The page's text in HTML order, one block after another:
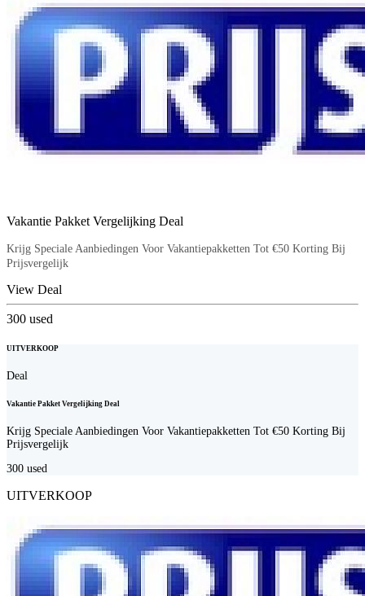
Vakantie Pakket Vergelijking Deal
Krijg Speciale Aanbiedingen Voor Vakantiepakketten Tot €50 Korting Bij
Prijsvergelijk
View Deal
300 used
UITVERKOOP
Deal
Vakantie Pakket Vergelijking Deal
Krijg Speciale Aanbiedingen Voor Vakantiepakketten Tot €50 Korting Bij
Prijsvergelijk
300 used
UITVERKOOP